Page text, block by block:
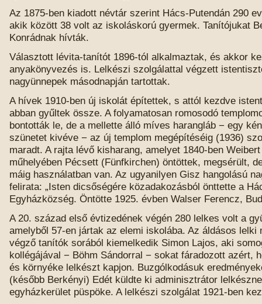
Az 1875-ben kiadott névtár szerint Hács-Putendán 290
akik között 38 volt az iskoláskorú gyermek. Tanítójukat
Konrádnak hívták.
Választott lévita-tanítót 1896-tól alkalmaztak, és akkor
anyakönyvezés is. Lelkészi szolgálattal végzett
nagyünnepek másodnapján tartottak.
A hívek 1910-ben új iskolát építettek, s attól kezdve
abban gyűltek össze. A folyamatosan romosodó
bontották le, de a mellette álló míves harangláb − egy
szünetet kivéve − az új templom megépítéséig (1936)
maradt. A rajta lévő kisharang, amelyet 1840-ben
műhelyében Pécsett (Fünfkirchen) öntöttek, megsérült,
máig használatban van. Az ugyanilyen Gisz hangolású
felirata: „Isten dicsőségére közadakozásból önttette a
Egyházközség. Öntötte 1925. évben Walser Ferencz,
A 20. század első évtizedének végén 280 lelkes volt a
amelyből 57-en jártak az elemi iskolába. Az áldásos lelki
végző tanítók sorából kiemelkedik Simon Lajos, aki
kollégájával − Böhm Sándorral − sokat fáradozott azért,
és környéke lelkészt kapjon. Buzgólkodásuk
(később Berkényi) Edét küldte ki adminisztrátor
egyházkerület püspöke. A lelkészi szolgálat 1921-ben